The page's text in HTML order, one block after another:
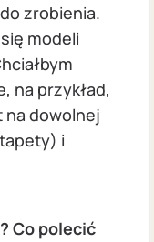
zrobienia.
modeli
na przykład,
dowolnej
i
Co polecić